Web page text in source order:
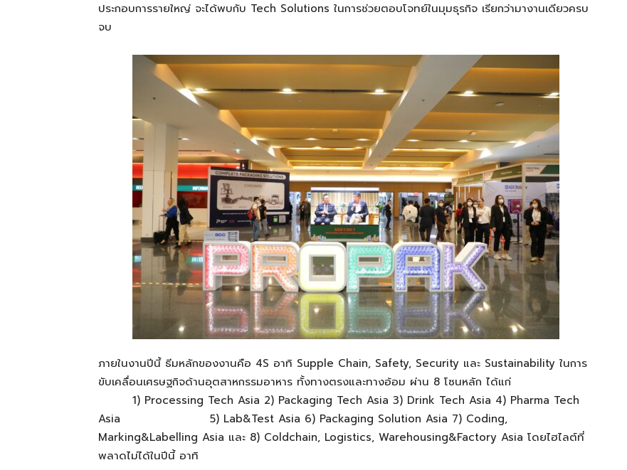
ประกอบการรายใหญ่ จะได้พบกับ Tech Solutions ในการช่วยตอบโจทย์ในมุมธุรกิจ เรียกว่ามางานเดียวครบ
จบ
ภายในงานปีนี้ ธีมหลักของงานคือ 4S อาทิ Supple Chain, Safety, Security และ Sustainability ในการ
ขับเคลื่อนเศรษฐกิจด้านอุตสาหกรรมอาหาร ทั้งทางตรงและทางอ้อม ผ่าน 8 โซนหลัก ได้แก่
1) Processing Tech Asia 2) Packaging Tech Asia 3) Drink Tech Asia 4) Pharma Tech
Asia
5) Lab&Test Asia 6) Packaging Solution Asia 7) Coding,
Marking&Labelling Asia และ 8) Coldchain, Logistics, Warehousing&Factory Asia โดยไฮไลต์ที่
พลาดไม่ได้ในปีนี้ อาทิ